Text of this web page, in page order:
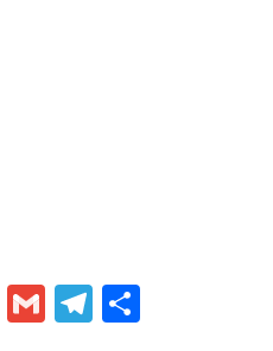
C
G T